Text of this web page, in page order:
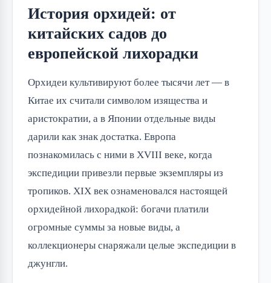
История орхидей: от
китайских садов до
европейской лихорадки
Орхидеи культивируют более тысячи лет — в
Китае их считали символом изящества и
аристократии, а в Японии отдельные виды
дарили как знак достатка. Европа
познакомилась с ними в XVIII веке, когда
экспедиции привезли первые экземпляры из
тропиков. XIX век ознаменовался настоящей
орхидейной лихорадкой: богачи платили
огромные суммы за новые виды, а
коллекционеры снаряжали целые экспедиции в
джунгли.